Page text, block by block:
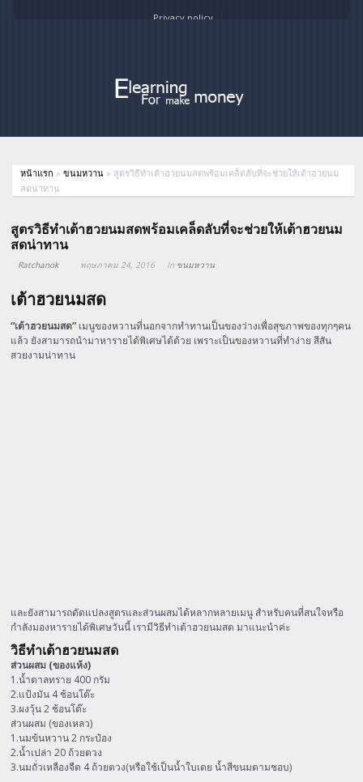
Privacy policy
หน้าแรก »ขนมหวาน » สูตรวิธีทำเต้าฮวยนมสดพร้อมเคล็ดลับที่จะช่วยให้เต้าฮวยนม
สดน่าทาน
สูตรวิธีทำเต้าฮวยนมสดพร้อมเคล็ดลับที่จะช่วยให้เต้าฮวยนม
สดน่าทาน
Ratchanok พฤษภาคม 24, 2016 In ขนมหวาน
เต้าฮวยนมสด
“เต้าฮวยนมสด” เมนูของหวานที่นอกจากทำทานเป็นของว่างเพื่อสุขภาพของทุกๆคน
แล้ว ยังสามารถนำมาหารายได้พิเศษได้ด้วย เพราะเป็นของหวานที่ทำง่าย สีสัน
สวยงามน่าทาน
และยังสามารถดัดแปลงสูตรและส่วนผสมได้หลากหลายเมนู สำหรับคนที่สนใจหรือ
กำลังมองหารายได้พิเศษวันนี้ เรามีวิธีทำเต้าฮวยนมสด มาแนะนำค่ะ
วิธีทำเต้าฮวยนมสด
ส่วนผสม (ของแห้ง)
1.น้ำตาลทราย 400 กรัม
2.แป้งมัน 4 ช้อนโต๊ะ
3.ผงวุ้น 2 ช้อนโต๊ะ
ส่วนผสม (ของเหลว)
1.นมข้นหวาน 2 กระป๋อง
2.น้ำเปล่า 20 ถ้วยตวง
3.นมถั่วเหลืองจืด 4 ถ้วยตวง(หรือใช้เป็นน้ำใบเตย น้ำสีขนมตามชอบ)